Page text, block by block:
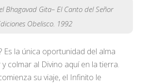
Bhagavad Gita– El Canto del Señor
Obelisco. 1992
Es la única oportunidad del alma
colmar al Divino aquí en la tierra.
su viaje, el Infinito le